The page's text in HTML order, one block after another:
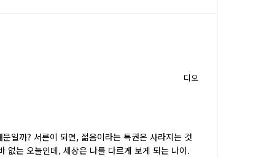
디오
일까? 서른이 되면, 젊음이라는 특권은 사라지는 것
없는 오늘인데, 세상은 나를 다르게 보게 되는 나이.